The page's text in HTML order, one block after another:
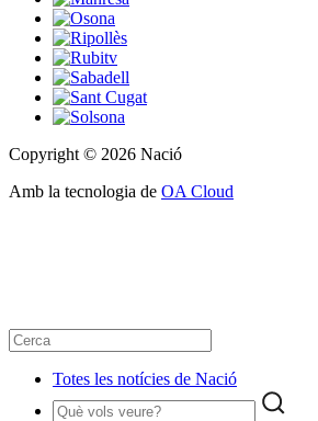
Copyright © 2026 Nació
Amb la tecnologia de OA Cloud
Totes les notícies de Nació